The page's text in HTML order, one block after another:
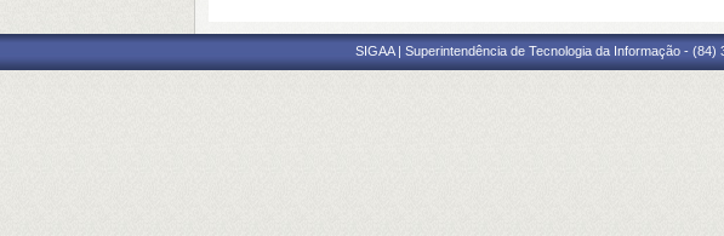
SIGAA | Superintendência de Tecnologia da Informação -